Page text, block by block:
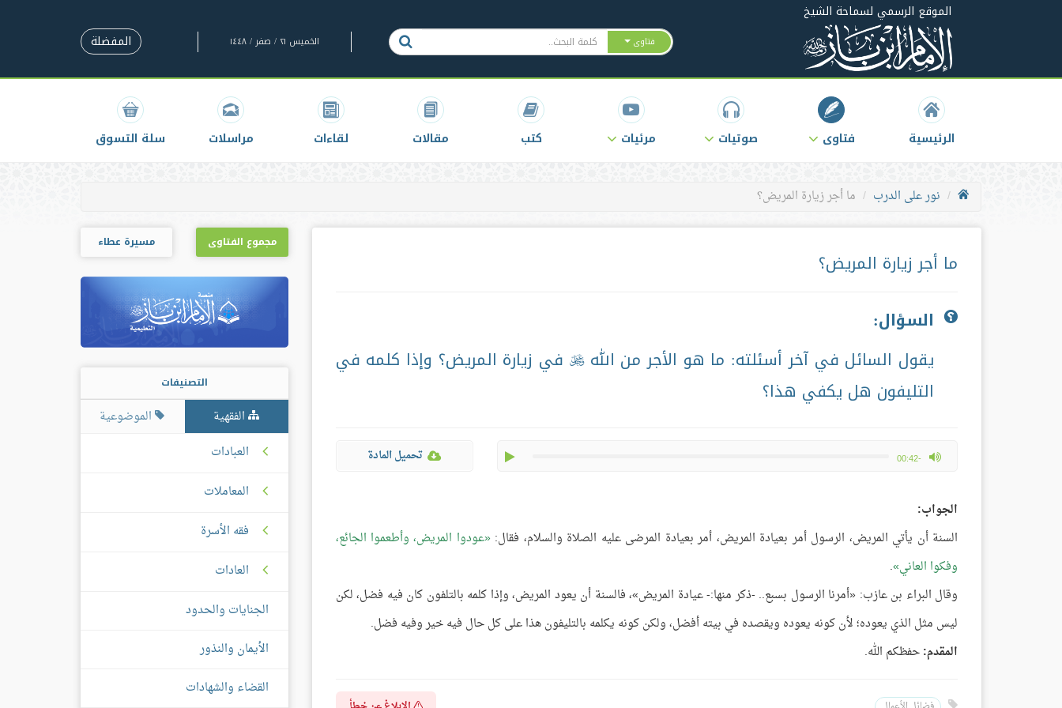
الموقع الرسمي لسماحة الشيخ
فتاوى الخميس ٢١ / صفر / ١٤٤٨ المفضلة
الرئيسية فتاوى صوتيات مرئيات كتب مقالات لقاءات مراسلات سلة التسوق
نور على الدرب ما أجر زيارة المريض؟
ما أجر زيارة المريض؟
السؤال:
يقول السائل في آخر أسئلته: ما هو الأجر من الله في زيارة المريض؟ وإذا كلمه في
التليفون هل يكفي هذا؟
-00:42
max volume تحميل المادة
الجواب:
السنة أن يأتي المريض، الرسول أمر بعيادة المريض، أمر بعيادة المرضى عليه الصلاة والسلام، فقال: عودوا المريض، وأطعموا الجائع،
وفكوا العاني .
وقال البراء بن عازب: «أمرنا الرسول بسبع.. -ذكر منها:- عيادة المريض»، فالسنة أن يعود المريض، وإذا كلمه بالتلفون كان فيه فضل، لكن
ليس مثل الذي يعوده؛ لأن كونه يعوده ويقصده في بيته أفضل، ولكن كونه يكلمه بالتليفون هذا على كل حال فيه خير وفيه فضل.
المقدم:حفظكم الله.
مجموع الفتاوى مسيرة عطاء
التصنيفات
الفقهية
الموضوعية
العبادات
المعاملات
فقه الأسرة
العادات
الجنايات والحدود
الأيمان والنذور
القضاء والشهادات